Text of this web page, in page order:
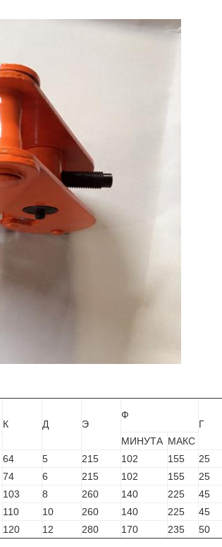
К
Д Э
Ф
Г
МИНУТА МАКС
64 5 215 102 155
25
74 6 215 102 155
25
103 8 260 140 225
45
110 10 260 140 225
45
120 12 280 170 235 50